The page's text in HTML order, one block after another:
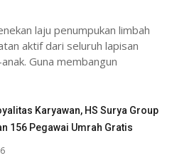
laju penumpukan limbah
aktif dari seluruh lapisan
Guna membangun
Karyawan, HS Surya Group
156 Pegawai Umrah Gratis